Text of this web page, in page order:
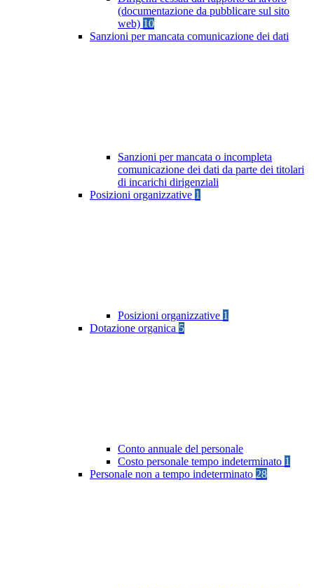
(documentazione da pubblicare sul sito
web) 10
Sanzioni per mancata comunicazione dei dati
Sanzioni per mancata o incompleta
comunicazione dei dati da parte dei titolari
di incarichi dirigenziali
Posizioni organizzative 1
Posizioni organizzative 1
Dotazione organica 5
Conto annuale del personale
Costo personale tempo indeterminato 1
Personale non a tempo indeterminato 28